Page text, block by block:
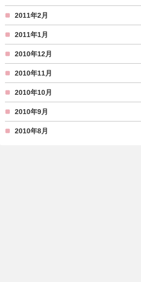
2011年2月
2011年1月
2010年12月
2010年11月
2010年10月
2010年9月
2010年8月